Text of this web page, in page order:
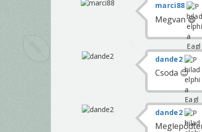
marci88
Megvan 😃
dande2
Csoda 😊
dande2